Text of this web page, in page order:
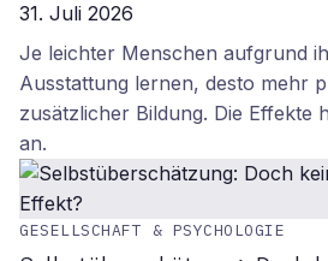
31. Juli 2026
Je leichter Menschen aufgrund
Ausstattung lernen, desto mehr
zusätzlicher Bildung. Die Effekte
an.
GESELLSCHAFT & PSYCHOLOGIE